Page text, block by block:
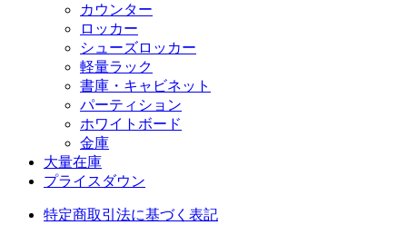
カウンター
ロッカー
シューズロッカー
軽量ラック
書庫・キャビネット
パーティション
ホワイトボード
金庫
大量在庫
プライスダウン
特定商取引法に基づく表記